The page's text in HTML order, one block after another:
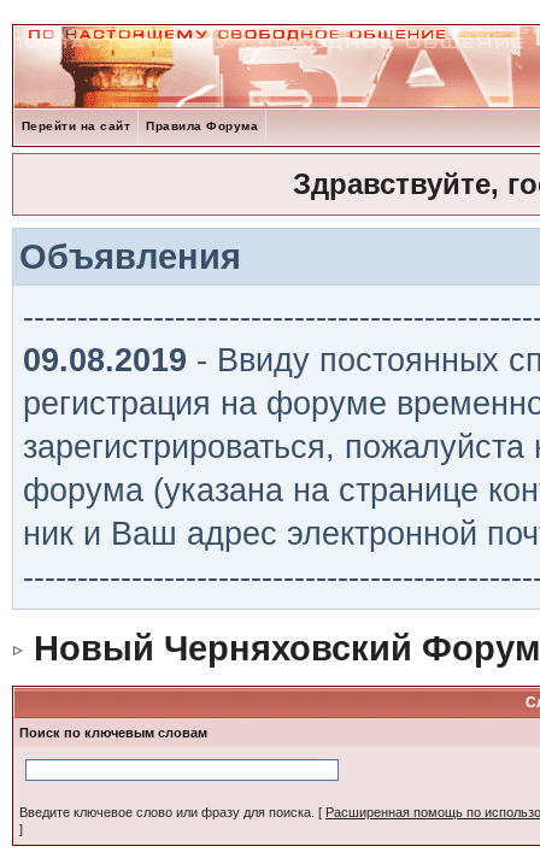
Перейти на сайт Правила Форума
Здравствуйте,
Объявления
09.08.2019 - Ввиду постоянных
регистрация на форуме
зарегистрироваться,
форума (указана на странице
ник и Ваш адрес электронной
Новый Черняховский Форум
Поиск по ключевым словам
Введите ключевое слово или фразу для поиска. [ Расширенная помощь по
]